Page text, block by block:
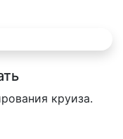
круиза.